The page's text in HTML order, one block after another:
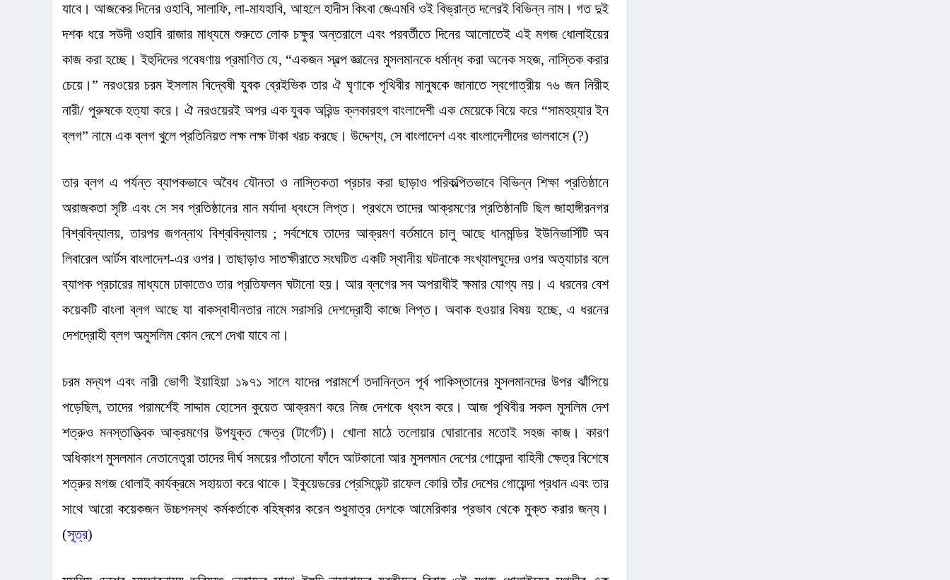
যাবে। আজকের দিনের ওহাবি,সালাফি,লা-মাযহাবি, আহলে হাদীস কিংবা জেএমবি ওই বিভ্রান্ত দলেরই বিভিন্ন নাম। গত দুই
দশক ধরে সউদী ওহাবি রাজার মাধ্যমে শুরুতে লোক চক্ষুর অন্তরালে এবং পরবর্তীতে দিনের আলোতেই এই মগজ ধোলাইয়ের
কাজ করা হচ্ছে। ইহুদিদের গবেষণায় প্রমাণিত যে, “একজন স্বল্প জ্ঞানের মুসলমানকে ধর্মান্ধ করা অনেক সহজ, নাস্তিক করার
চেয়ে।”নরওয়ের চরম ইসলাম বিদ্বেষী যুবক ব্রেইভিক তার ঐ ঘৃণাকে পৃথিবীর মানুষকে জানাতে স্বগোত্রীয় ৭৬ জন নিরীহ
নারী/ পুরুষকে হত্যা করে। ঐ নরওয়েরই অপর এক যুবক অরিন্ড ক্লকারহগ বাংলাদেশী এক মেয়েকে বিয়ে করে“সামহয়্যার ইন
ব্লগ” নামে এক ব্লগ খুলে প্রতিনিয়ত লক্ষ লক্ষ টাকা খরচ করছে। উদ্দেশ্য, সে বাংলাদেশ এবং বাংলাদেশীদের ভালবাসে (?)
তার ব্লগ এ পর্যন্ত ব্যাপকভাবে অবৈধ যৌনতা ও নাস্তিকতা প্রচার করা ছাড়াও পরিকল্পিতভাবে বিভিন্ন শিক্ষা প্রতিষ্ঠানে
অরাজকতা সৃষ্টি এবং সে সব প্রতিষ্ঠানের মান মর্যাদা ধ্বংসে লিপ্ত। প্রথমে তাদের আক্রমণের প্রতিষ্ঠানটি ছিল জাহাঙ্গীরনগর
বিশ্ববিদ্যালয়,তারপর জগন্নাথ বিশ্ববিদ্যালয়; সর্বশেষে তাদের আক্রমণ বর্তমানে চালু আছে ধানমন্ডির ইউনিভার্সিটি অব
লিবারেল আর্টস বাংলাদেশ-এর ওপর। তাছাড়াও সাতক্ষীরাতে সংঘটিত একটি স্থানীয় ঘটনাকে সংখ্যালঘুদের ওপর অত্যাচার বলে
ব্যাপক প্রচারের মাধ্যমে ঢাকাতেও তার প্রতিফলন ঘটানো হয়। আর ব্লগের সব অপরাধীই ক্ষমার যোগ্য নয়। এ ধরনের বেশ
কয়েকটি বাংলা ব্লগ আছে যা বাকস্বাধীনতার নামে সরাসরি দেশদ্রোহী কাজে লিপ্ত। অবাক হওয়ার বিষয় হচ্ছে, এ ধরনের
দেশদ্রোহী ব্লগ অমুসলিম কোন দেশে দেখা যাবে না।
চরম মদ্যপ এবং নারী ভোগী ইয়াহিয়া ১৯৭১ সালে যাদের পরামর্শে তদানিন্তন পূর্ব পাকিস্তানের মুসলমানদের উপর ঝাঁপিয়ে
পড়েছিল,তাদের পরামর্শেই সাদ্দাম হোসেন কুয়েত আক্রমণ করে নিজ দেশকে ধ্বংস করে। আজ পৃথিবীর সকল মুসলিম দেশ
শত্রুও মনস্তাত্ত্বিক আক্রমণের উপযুক্ত ক্ষেত্র (টার্গেট)। খোলা মাঠে তলোয়ার ঘোরানোর মতোই সহজ কাজ। কারণ
অধিকাংশ মুসলমান নেতানেতৃরা তাদের দীর্ঘ সময়ের পাঁতানো ফাঁদে আটকানো আর মুসলমান দেশের গোয়েন্দা বাহিনী ক্ষেত্র বিশেষে
শত্রুর মগজ ধোলাই কার্যক্রমে সহায়তা করে থাকে। ইকুয়েডরের প্রেসিডেন্ট রাফেল কোরি তাঁর দেশের গোয়েন্দা প্রধান এবং তার
সাথে আরো কয়েকজন উচ্চপদস্থ কর্মকর্তাকে বহিষ্কার করেন শুধুমাত্র দেশকে আমেরিকার প্রভাব থেকে মুক্ত করার জন্য।
(সূত্র)